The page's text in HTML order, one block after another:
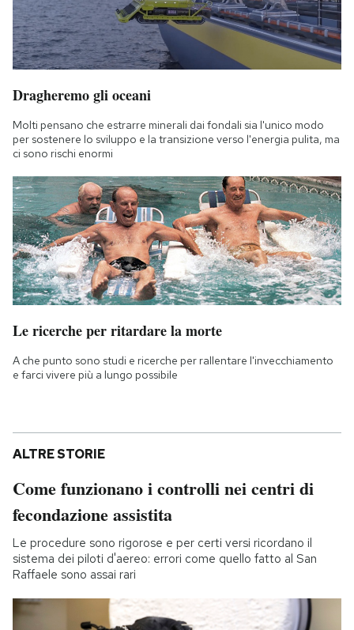
Dragheremo gli oceani
Molti pensano che estrarre minerali dai fondali sia l'unico modo
per sostenere lo sviluppo e la transizione verso l'energia pulita, ma
ci sono rischi enormi
Le ricerche per ritardare la morte
A che punto sono studi e ricerche per rallentare l'invecchiamento
e farci vivere più a lungo possibile
ALTRE STORIE
Come funzionano i controlli nei centri di
fecondazione assistita
Le procedure sono rigorose e per certi versi ricordano il
sistema dei piloti d'aereo: errori come quello fatto al San
Raffaele sono assai rari